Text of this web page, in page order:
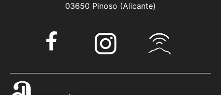
03650 Pinoso (Alicante)